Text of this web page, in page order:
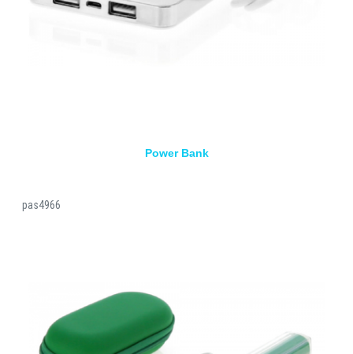
Power Bank
pas4966